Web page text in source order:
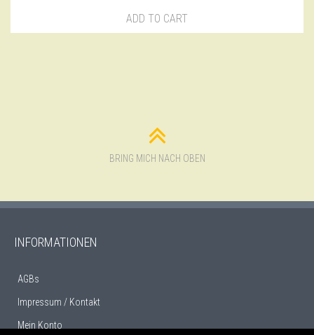
ADD TO CART
BRING MICH NACH OBEN
INFORMATIONEN
AGBs
Impressum / Kontakt
Mein Konto